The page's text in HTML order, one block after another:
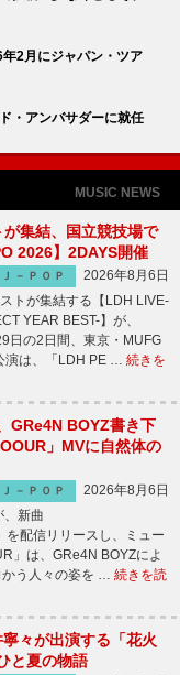
2月にジャパン・ツア
・アンバサダーに就任
MUSIC NEWS
集結、国立競技場で
2026】2DAYS開催
Ｊ－ＰＯＰ
2026年8月6日
トが集結する【LDH LIVE-
YEAR BEST-】が、
日の2日間、東京・MUFG
演は、「LDH PE … 続きを
GRe4N BOYZ書き下
」MVに自然体の
Ｊ－ＰＯＰ
2026年8月6日
新曲
を配信リリースし、ミュー
」は、GRe4N BOYZによ
かう人々の姿を … 続きを読
々が出演する「花火
と夏の物語